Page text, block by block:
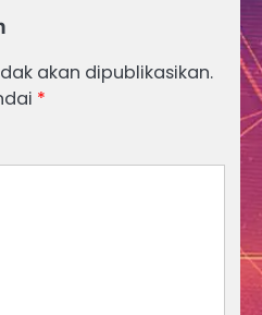
akan dipublikasikan.
*